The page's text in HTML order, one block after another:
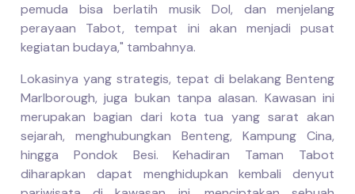
pemuda bisa berlatih musik Dol, dan menjelang
perayaan Tabot, tempat ini akan menjadi pusat
kegiatan budaya," tambahnya.
Lokasinya yang strategis, tepat di belakang Benteng
Marlborough, juga bukan tanpa alasan. Kawasan ini
merupakan bagian dari kota tua yang sarat akan
sejarah, menghubungkan Benteng, Kampung Cina,
hingga Pondok Besi. Kehadiran Taman Tabot
diharapkan dapat menghidupkan kembali denyut